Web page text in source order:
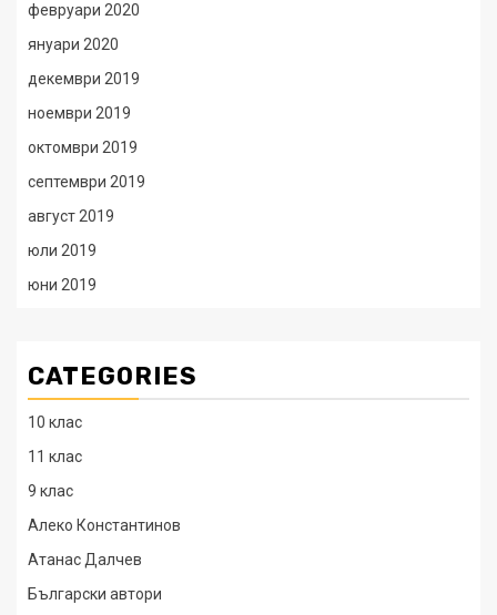
февруари 2020
януари 2020
декември 2019
ноември 2019
октомври 2019
септември 2019
август 2019
юли 2019
юни 2019
CATEGORIES
10 клас
11 клас
9 клас
Алеко Константинов
Атанас Далчев
Български автори